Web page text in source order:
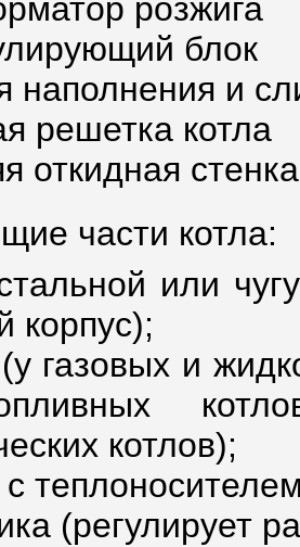
розжига
блок
наполнения и
решетка котла
откидная стенка
части котла:
или
корпус);
газовых и
котлов);
(регулирует